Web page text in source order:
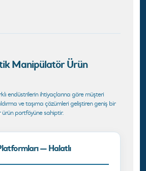
Manipülatör Ürün
endüstrilerin ihtiyaçlarına göre müşteri
ve taşıma çözümleri geliştiren geniş bir
portföyüne sahiptir.
— Halatlı